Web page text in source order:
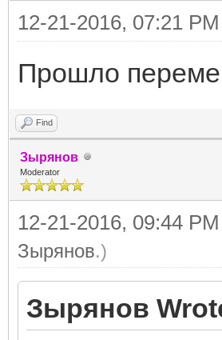
12-21-2016, 07:21 PM
Прошло
Find
Зырянов
Moderator
12-21-2016, 09:44 PM
Зырянов.)
Зырянов